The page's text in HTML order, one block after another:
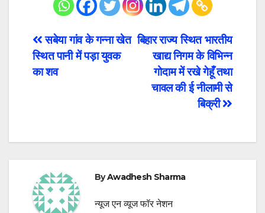
Post
navigation
बिहार राज्य स्थित भारतीय
खाद्य निगम के विभिन्न
गोदाम में रखे गेहूँ तथा
चावल की ई नीलामी से
बिक्री
सबेया गांव के गन्ना खेत
स्थित पानी में पड़ा युवक
का शव
ByAwadhesh Sharma
न्यूज एन व्यूज फॉर नेशन